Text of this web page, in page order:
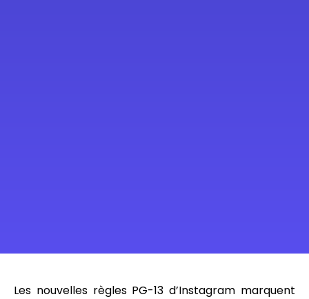
Les nouvelles règles PG-13 d’Instagram marquent